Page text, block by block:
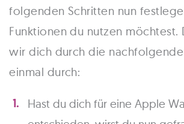
folgenden Schritten nun
Funktionen du nutzen möchtest.
wir dich durch die
einmal durch:
Hast du dich für eine Apple